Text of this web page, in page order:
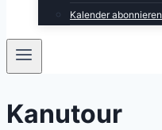
Kalender abonnieren
Kanutour